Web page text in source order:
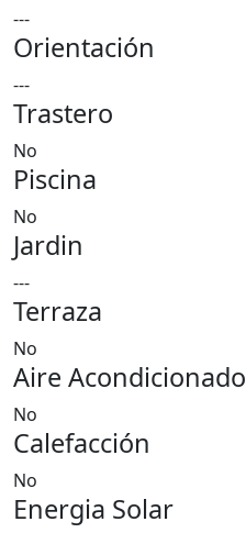
---
Orientación
---
Trastero
No
Piscina
No
Jardin
---
Terraza
No
Aire Acondicionado
No
Calefacción
No
Energia Solar